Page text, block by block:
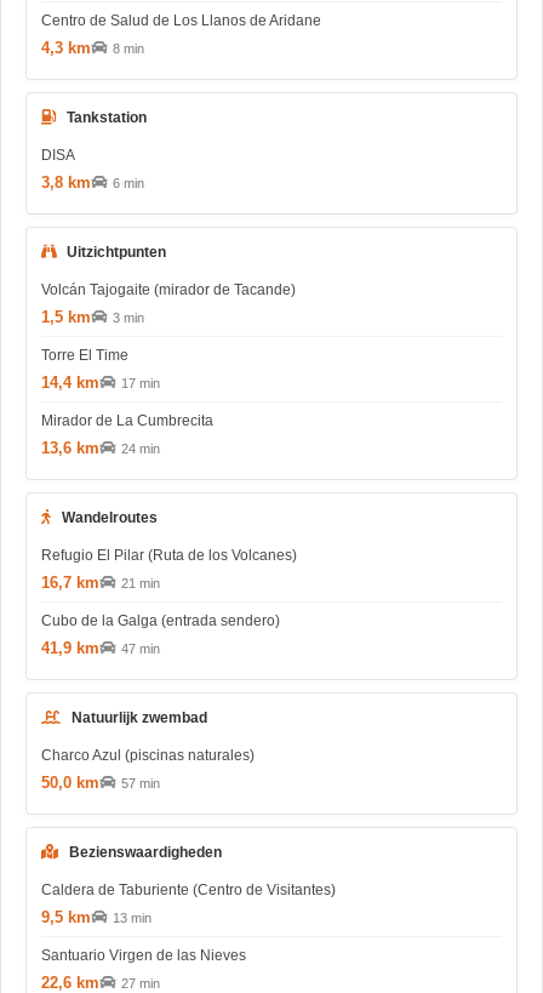
Centro de Salud de Los Llanos de Aridane
4,3 km 8 min
Tankstation
DISA
3,8 km 6 min
Uitzichtpunten
Volcán Tajogaite (mirador de Tacande)
1,5 km 3 min
Torre El Time
14,4 km 17 min
Mirador de La Cumbrecita
13,6 km 24 min
Wandelroutes
Refugio El Pilar (Ruta de los Volcanes)
16,7 km 21 min
Cubo de la Galga (entrada sendero)
41,9 km 47 min
Natuurlijk zwembad
Charco Azul (piscinas naturales)
50,0 km 57 min
Bezienswaardigheden
Caldera de Taburiente (Centro de Visitantes)
9,5 km 13 min
Santuario Virgen de las Nieves
22,6 km 27 min